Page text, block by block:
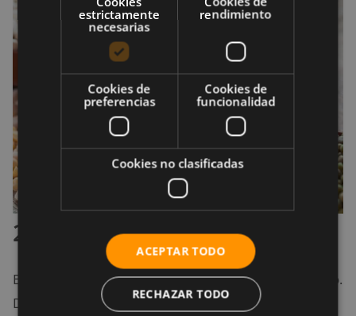
2.3 Tercer ciclo: Logro
Este ciclo se asemeja más a los días del segundo ciclo.
Durante éste, puedes comer una variedad más
estrictamente
necesarias
rendimiento
Cookies de
preferencias
Cookies de
funcionalidad
Cookies no clasificadas
ACEPTAR TODO
RECHAZAR TODO